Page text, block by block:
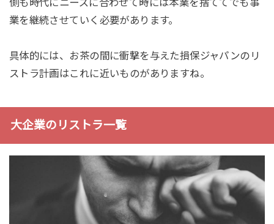
側も時代にニーズに合わせて時には本業を捨ててでも事
業を継続させていく必要があります。
具体的には、お茶の間に衝撃を与えた損保ジャパンのリ
ストラ計画はこれに近いものがありますね。
大企業のリストラ一覧